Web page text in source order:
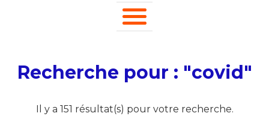
Recherche pour : "covid"
Il y a 151 résultat(s) pour votre recherche.